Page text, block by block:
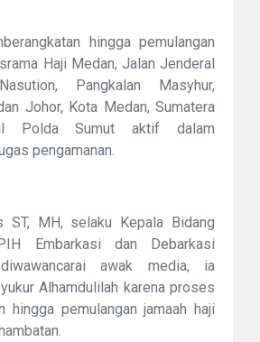
hingga pemulangan
Haji Medan, Jalan Jenderal
Pangkalan Masyhur,
Johor, Kota Medan, Sumatera
Polda Sumut aktif dalam
pengamanan.
ST, MH, selaku Kepala Bidang
Embarkasi dan Debarkasi
awak media, ia
Alhamdulilah karena proses
hingga pemulangan jamaah haji